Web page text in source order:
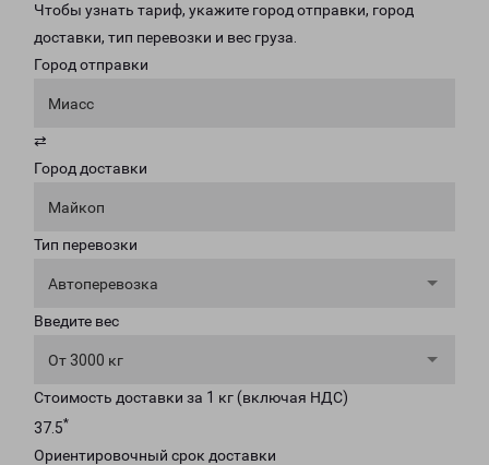
Чтобы узнать тариф, укажите город отправки, город
доставки, тип перевозки и вес груза.
Город отправки
Миасс
⇄
Город доставки
Майкоп
Тип перевозки
Автоперевозка
Введите вес
От 3000 кг
Стоимость доставки за 1 кг (включая НДС)
37.5*
Ориентировочный срок доставки